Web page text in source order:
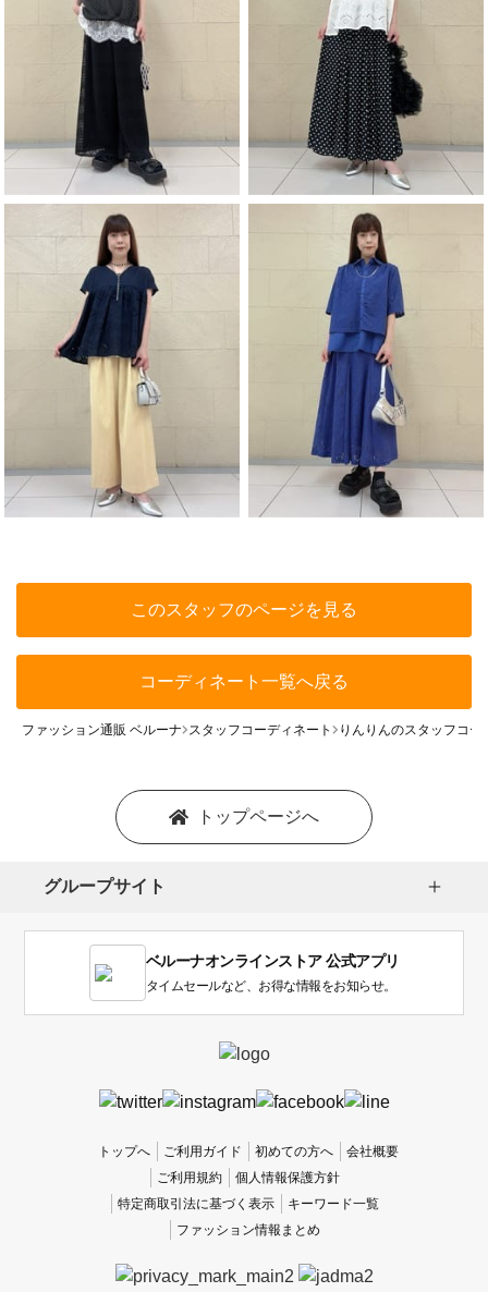
このスタッフのページを見る
コーディネート一覧へ戻る
ファッション通販 ベルーナ スタッフコーディネート りんりんのスタッフコー
トップページへ
グループサイト
ベルーナオンラインストア 公式アプリ
タイムセールなど、お得な情報をお知らせ。
トップへ ご利用ガイド 初めての方へ
会社概要
ご利用規約
個人情報保護方針
特定商取引法に基づく表示
キーワード一覧
ファッション情報まとめ